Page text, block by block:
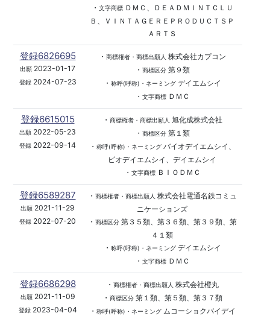
・ 文字商標ＤＭＣ、ＤＥＡＤＭＩＮＴＣＬＵ
Ｂ、ＶＩＮＴＡＧＥＲＥＰＲＯＤＵＣＴＳＰ
ＡＲＴＳ
登録6826695
出願 2023-01-17
登録2024-07-23
・ 商標権者・商標出願人 株式会社カプコン
・ 商標区分第９類
・ 称呼(呼称)・ネーミングデイエムシイ
・ 文字商標ＤＭＣ
登録6615015
出願 2022-05-23
登録 2022-09-14
・ 商標権者・商標出願人 旭化成株式会社
・ 商標区分第１類
・ 称呼(呼称)・ネーミングバイオデイエムシイ、
ビオデイエムシイ、デイエムシイ
・ 文字商標ＢＩＯＤＭＣ
登録6589287
出願 2021-11-29
登録 2022-07-20
・ 商標権者・商標出願人 株式会社電通名鉄コミュ
ニケーションズ
・ 商標区分第３５類、第３６類、第３９類、第
４１類
・ 称呼(呼称)・ネーミングデイエムシイ
・ 文字商標ＤＭＣ
登録6686298
出願2021-11-09
登録2023-04-04
・ 商標権者・商標出願人 株式会社橙丸
・ 商標区分第１類、第５類、第３７類
・ 称呼(呼称)・ネーミングムコーショクバイデイ